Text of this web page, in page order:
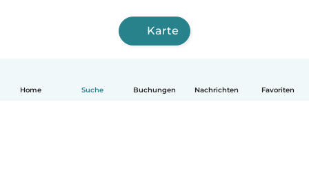
Home Suche Buchungen Nachrichten Favoriten
Karte